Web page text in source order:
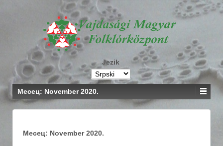
Jezik
Месец: November 2020.
Месец: November 2020.